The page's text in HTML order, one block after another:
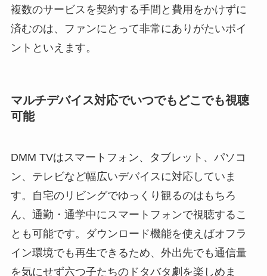
複数のサービスを契約する手間と費用をかけずに
済むのは、ファンにとって非常にありがたいポイ
ントといえます。
マルチデバイス対応でいつでもどこでも視聴
可能
DMM TVはスマートフォン、タブレット、パソコ
ン、テレビなど幅広いデバイスに対応していま
す。自宅のリビングでゆっくり観るのはもちろ
ん、通勤・通学中にスマートフォンで視聴するこ
とも可能です。ダウンロード機能を使えばオフラ
イン環境でも再生できるため、外出先でも通信量
を気にせず六つ子たちのドタバタ劇を楽しめま